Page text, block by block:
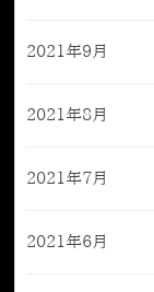
2021年9月
2021年8月
2021年7月
2021年6月